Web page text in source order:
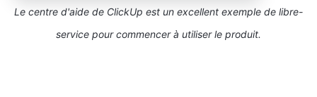
Le centre d'aide de ClickUp est un excellent exemple de libre-
service pour commencer à utiliser le produit.